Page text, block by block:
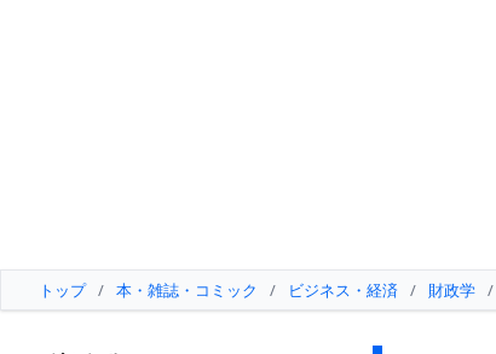
トップ / 本・雑誌・コミック / ビジネス・経済 / 財政学 /